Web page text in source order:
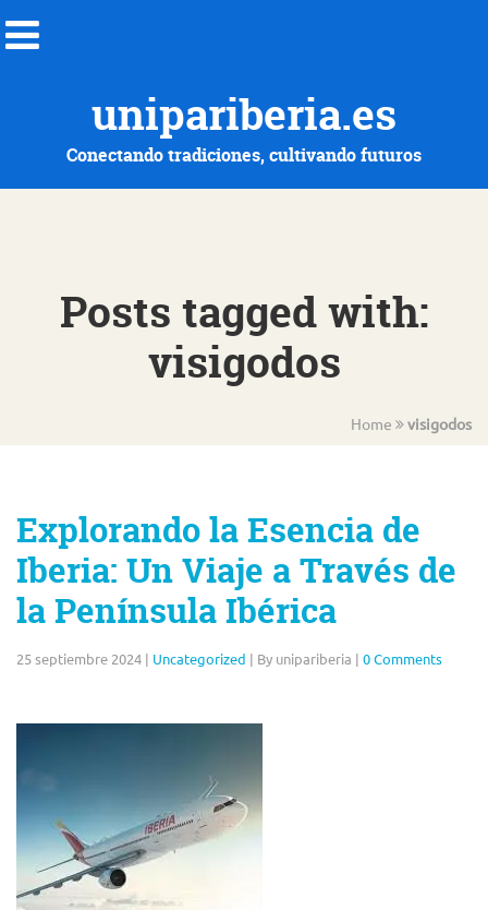
unipariberia.es
Conectando tradiciones, cultivando futuros
Posts tagged with:
visigodos
Home visigodos
Explorando la Esencia de
Iberia: Un Viaje a Través de
la Península Ibérica
25 septiembre 2024 | Uncategorized | By unipariberia | 0 Comments